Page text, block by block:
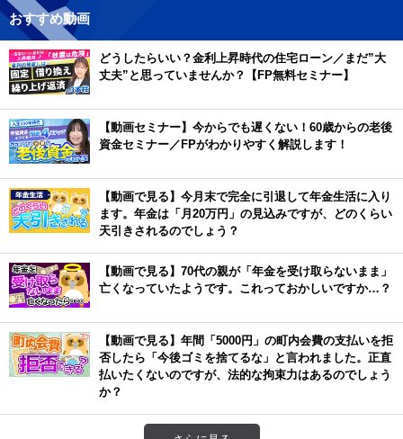
おすすめ動画
どうしたらいい？金利上昇時代の住宅ローン／まだ”大
丈夫”と思っていませんか？【FP無料セミナー】
【動画セミナー】今からでも遅くない！60歳からの老後
資金セミナー／FPがわかりやすく解説します！
【動画で見る】今月末で完全に引退して年金生活に入り
ます。年金は「月20万円」の見込みですが、どのくらい
天引きされるのでしょう？
【動画で見る】70代の親が「年金を受け取らないまま」
亡くなっていたようです。これっておかしいですか…？
【動画で見る】年間「5000円」の町内会費の支払いを拒
否したら「今後ゴミを捨てるな」と言われました。正直
払いたくないのですが、法的な拘束力はあるのでしょう
か？